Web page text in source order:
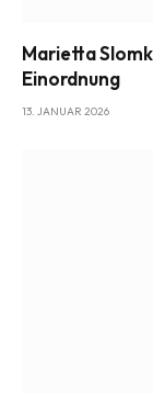
Marietta
Einordnung
13. JANUAR 2026